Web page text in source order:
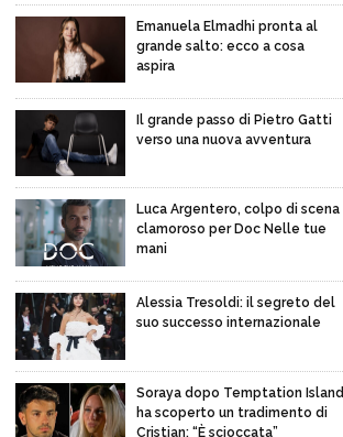
Emanuela Elmadhi pronta al
grande salto: ecco a cosa
aspira
Il grande passo di Pietro Gatti
verso una nuova avventura
Luca Argentero, colpo di scena
clamoroso per Doc Nelle tue
mani
Alessia Tresoldi: il segreto del
suo successo internazionale
Soraya dopo Temptation Island
ha scoperto un tradimento di
Cristian: “È scioccata”